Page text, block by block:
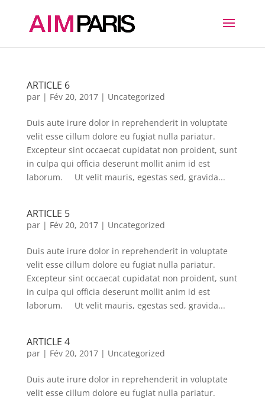
ARTICLE 6
par | Fév 20, 2017| Uncategorized
Duis aute irure dolor in reprehenderit in voluptate
velit esse cillum dolore eu fugiat nulla pariatur.
Excepteur sint occaecat cupidatat non proident, sunt
in culpa qui officia deserunt mollit anim id est
laborum. Ut velit mauris, egestas sed, gravida...
ARTICLE 5
par | Fév 20, 2017| Uncategorized
Duis aute irure dolor in reprehenderit in voluptate
velit esse cillum dolore eu fugiat nulla pariatur.
Excepteur sint occaecat cupidatat non proident, sunt
in culpa qui officia deserunt mollit anim id est
laborum. Ut velit mauris, egestas sed, gravida...
ARTICLE 4
par | Fév 20, 2017| Uncategorized
Duis aute irure dolor in reprehenderit in voluptate
velit esse cillum dolore eu fugiat nulla pariatur.